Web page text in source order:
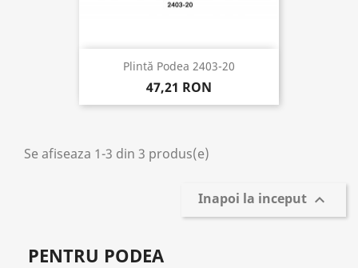
Plintă Podea 2403-20
47,21 RON
Se afiseaza 1-3 din 3 produs(e)
Inapoi la inceput 
PENTRU PODEA